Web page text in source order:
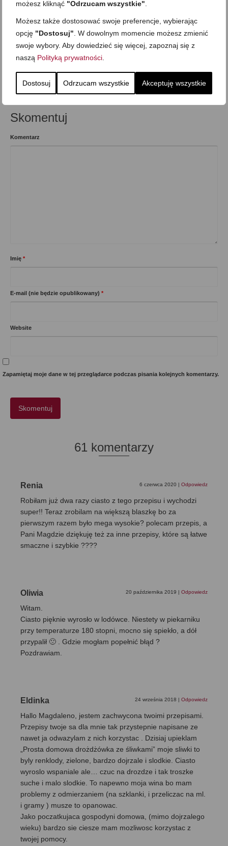
możesz kliknąć "Odrzucam wszystkie"
Możesz także dostosować swoje preferencje, wybierając
opcję "Dostosuj" . W dowolnym momencie możesz zmienić
swoje wybory. Aby dowiedzieć się więcej, zapoznaj się z
naszą Polityką prywatności
Dostosuj Odrzucam wszystkie Akceptuję wszystkie
Wcześniejszy Następny
Skomentuj
Komentarz
Imię *
E-mail (nie będzie opublikowany) *
Website
Zapamiętaj moje dane w tej przeglądarce podczas pisania kolejnych komentarzy.
61 komentarzy
Renia 6 czerwca 2020 | Odpowiedz
Robiłam już dwa razy ciasto z tego przepisu i wychodzi
super!! Teraz zrobilam na większą blaszkę bo za
pierwszym razem było mega wysokie? polecam przepis, a
Pani Magdzie dziękuję też za inne przepisy, które są łatwe
smaczne i szybkie ????
Oliwia 20 października 2019 | Odpowiedz
Witam.
Ciasto pięknie wyrosło w lodówce. Niestety w piekarniku
przy temperaturze 180 stopni, mocno się spiekło, a dół
przypalił 🙁 . Gdzie mogłam popełnić błąd ?
Pozdrawiam.
Eldinka 24 września 2018 | Odpowiedz
Hallo Magdaleno, jestem zachwycona twoimi przepisami.
Przepisy twoje sa dla mnie tak przystepnie napisane ze
nawet ja odwazylam z nich korzystac . Dzisiaj upieklam
„Prosta domowa drożdżówka ze śliwkami” moje sliwki to
byly renklody, zielone, bardzo dojrzale i slodkie. Ciasto
wyroslo wspaniale ale… czuc na drozdze i tak troszke
suche i malo slodkie. To napewno moja wina bo mam
problemy z odmierzaniem (na szklanki, i przeliczac na ml.
i gramy ) musze to opanowac.
Jako poczatkujaca gospodyni domowa, (mimo dojrzalego
wieku) bardzo sie ciesze mam mozliwosc korzystac z
twojej pomocy.